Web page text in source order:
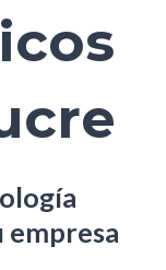
empresa